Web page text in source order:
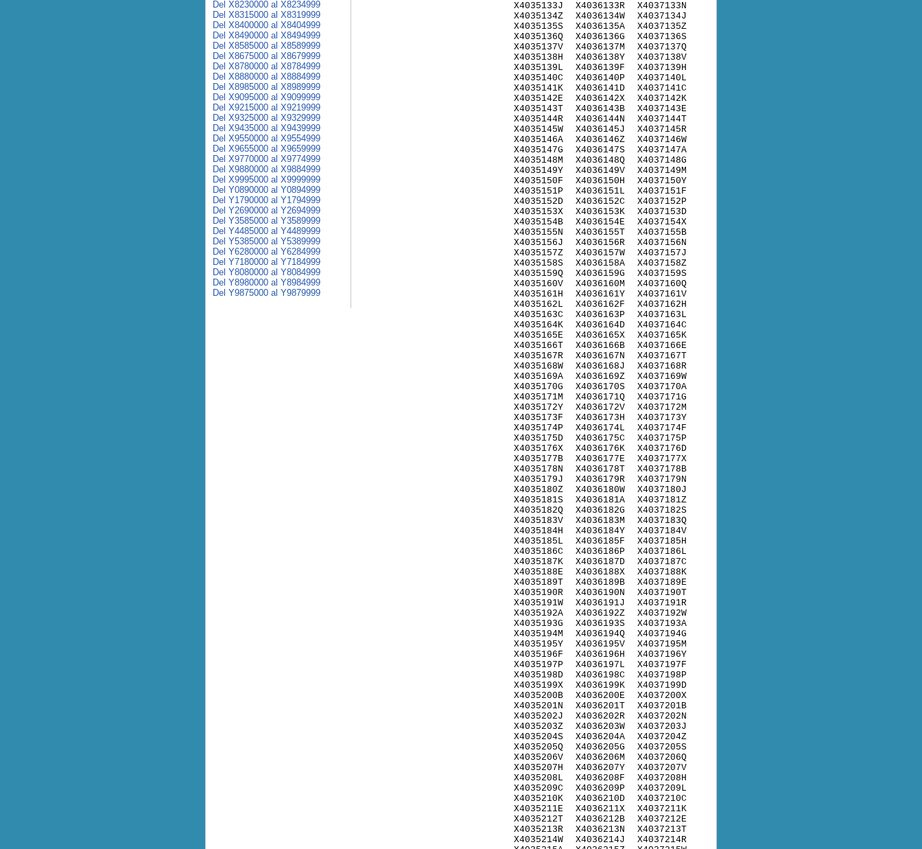
X4035133J
X4035134Z
X4035135S
X4035136Q
X4035137V
X4035138H
X4035139L
X4035140C
X4035141K
X4035142E
X4035143T
X4035144R
X4035145W
X4035146A
X4035147G
X4035148M
X4035149Y
X4035150F
X4035151P
X4035152D
X4035153X
X4035154B
X4035155N
X4035156J
X4035157Z
X4035158S
X4035159Q
X4035160V
X4035161H
X4035162L
X4035163C
X4035164K
X4035165E
X4035166T
X4035167R
X4035168W
X4035169A
X4035170G
X4035171M
X4035172Y
X4035173F
X4035174P
X4035175D
X4035176X
X4035177B
X4035178N
X4035179J
X4035180Z
X4035181S
X4035182Q
X4035183V
X4035184H
X4035185L
X4035186C
X4035187K
X4035188E
X4035189T
X4035190R
X4035191W
X4035192A
X4035193G
X4035194M
X4035195Y
X4035196F
X4035197P
X4035198D
X4035199X
X4035200B
X4035201N
X4035202J
X4035203Z
X4035204S
X4035205Q
X4035206V
X4035207H
X4035208L
X4035209C
X4035210K
X4035211E
X4035212T
X4035213R
X4035214W
X4036133R
X4036134W
X4036135A
X4036136G
X4036137M
X4036138Y
X4036139F
X4036140P
X4036141D
X4036142X
X4036143B
X4036144N
X4036145J
X4036146Z
X4036147S
X4036148Q
X4036149V
X4036150H
X4036151L
X4036152C
X4036153K
X4036154E
X4036155T
X4036156R
X4036157W
X4036158A
X4036159G
X4036160M
X4036161Y
X4036162F
X4036163P
X4036164D
X4036165X
X4036166B
X4036167N
X4036168J
X4036169Z
X4036170S
X4036171Q
X4036172V
X4036173H
X4036174L
X4036175C
X4036176K
X4036177E
X4036178T
X4036179R
X4036180W
X4036181A
X4036182G
X4036183M
X4036184Y
X4036185F
X4036186P
X4036187D
X4036188X
X4036189B
X4036190N
X4036191J
X4036192Z
X4036193S
X4036194Q
X4036195V
X4036196H
X4036197L
X4036198C
X4036199K
X4036200E
X4036201T
X4036202R
X4036203W
X4036204A
X4036205G
X4036206M
X4036207Y
X4036208F
X4036209P
X4036210D
X4036211X
X4036212B
X4036213N
X4036214J
X4037133N
X4037134J
X4037135Z
X4037136S
X4037137Q
X4037138V
X4037139H
X4037140L
X4037141C
X4037142K
X4037143E
X4037144T
X4037145R
X4037146W
X4037147A
X4037148G
X4037149M
X4037150Y
X4037151F
X4037152P
X4037153D
X4037154X
X4037155B
X4037156N
X4037157J
X4037158Z
X4037159S
X4037160Q
X4037161V
X4037162H
X4037163L
X4037164C
X4037165K
X4037166E
X4037167T
X4037168R
X4037169W
X4037170A
X4037171G
X4037172M
X4037173Y
X4037174F
X4037175P
X4037176D
X4037177X
X4037178B
X4037179N
X4037180J
X4037181Z
X4037182S
X4037183Q
X4037184V
X4037185H
X4037186L
X4037187C
X4037188K
X4037189E
X4037190T
X4037191R
X4037192W
X4037193A
X4037194G
X4037195M
X4037196Y
X4037197F
X4037198P
X4037199D
X4037200X
X4037201B
X4037202N
X4037203J
X4037204Z
X4037205S
X4037206Q
X4037207V
X4037208H
X4037209L
X4037210C
X4037211K
X4037212E
X4037213T
X4037214R
Del X8230000 al X8234999
Del X8315000 al X8319999
Del X8400000 al X8404999
Del X8490000 al X8494999
Del X8585000 al X8589999
Del X8675000 al X8679999
Del X8780000 al X8784999
Del X8880000 al X8884999
Del X8985000 al X8989999
Del X9095000 al X9099999
Del X9215000 al X9219999
Del X9325000 al X9329999
Del X9435000 al X9439999
Del X9550000 al X9554999
Del X9655000 al X9659999
Del X9770000 al X9774999
Del X9880000 al X9884999
Del X9995000 al X9999999
Del Y0890000 al Y0894999
Del Y1790000 al Y1794999
Del Y2690000 al Y2694999
Del Y3585000 al Y3589999
Del Y4485000 al Y4489999
Del Y5385000 al Y5389999
Del Y6280000 al Y6284999
Del Y7180000 al Y7184999
Del Y8080000 al Y8084999
Del Y8980000 al Y8984999
Del Y9875000 al Y9879999